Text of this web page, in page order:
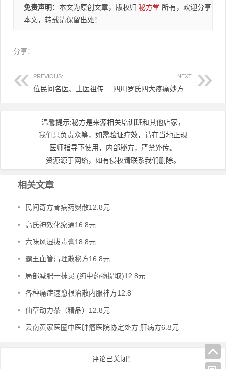
免责声明： 本文为原创文章，版权归 秘方堂 所有，欢迎分享
本文，转载请保留出处！
分享：
PREVIOUS: NEXT:
温馨提示:秘方是来源相关培训班和其他店家，
我们只负责众筹，如需验证疗效，请在当地正规
医师指导下使用，内部秘方，严禁外传。
资源源于网络，如有侵权请联系我们删除。
相关文章
• 民间奇方骨病药熨散12.8元
• 高氏神效化瘀通16.8元
• 六味风湿拔毒膏18.8元
• 霸王血管清理散秘方16.8元
• 局部减肥一抹灵 (纯中药物提取)12.8元
• 各种痛症速愈根治散内服神方12.8
• 仙草动力茶（精品）12.8元
• 云南黄家医圈中医肿瘤医院协定处方 肝病方6.8元
评论已关闭！